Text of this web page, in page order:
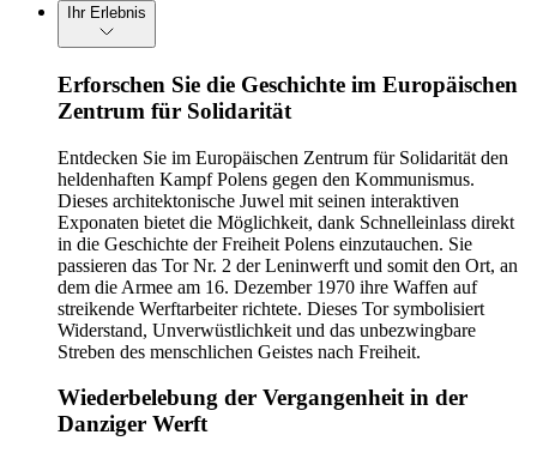
Ihr Erlebnis
Erforschen Sie die Geschichte im Europäischen
Zentrum für Solidarität
Entdecken Sie im Europäischen Zentrum für Solidarität den
heldenhaften Kampf Polens gegen den Kommunismus.
Dieses architektonische Juwel mit seinen interaktiven
Exponaten bietet die Möglichkeit, dank Schnelleinlass direkt
in die Geschichte der Freiheit Polens einzutauchen. Sie
passieren das Tor Nr. 2 der Leninwerft und somit den Ort, an
dem die Armee am 16. Dezember 1970 ihre Waffen auf
streikende Werftarbeiter richtete. Dieses Tor symbolisiert
Widerstand, Unverwüstlichkeit und das unbezwingbare
Streben des menschlichen Geistes nach Freiheit.
Wiederbelebung der Vergangenheit in der
Danziger Werft